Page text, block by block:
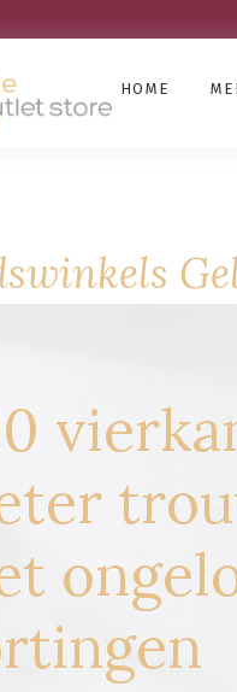
HOME